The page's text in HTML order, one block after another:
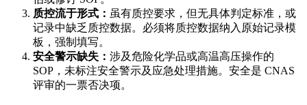
质控流于形式： 虽有质控要求，但无具体判定标准，或
记录中缺乏质控数据。必须将质控数据纳入原始记录模
板，强制填写。
安全警示缺失： 涉及危险化学品或高温高压操作的
SOP，未标注安全警示及应急处理措施。安全是 CNAS
评审的一票否决项。